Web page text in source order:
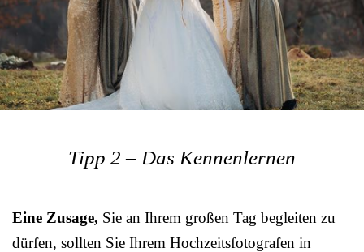
Tipp 2 – Das Kennenlernen
Eine Zusage, Sie an Ihrem großen Tag begleiten zu
dürfen, sollten Sie Ihrem Hochzeitsfotografen in